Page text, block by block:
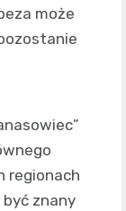
może
regionach
znany